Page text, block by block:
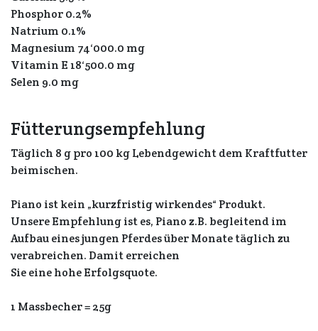
Phosphor 0.2%
Natrium 0.1%
Magnesium 74‘000.0 mg
Vitamin E 18‘500.0 mg
Selen 9.0 mg
Fütterungsempfehlung
Täglich 8 g pro 100 kg Lebendgewicht dem Kraftfutter
beimischen.
Piano ist kein „kurzfristig wirkendes“ Produkt.
Unsere Empfehlung ist es, Piano z.B. begleitend im
Aufbau eines jungen Pferdes über Monate täglich zu
verabreichen. Damit erreichen
Sie eine hohe Erfolgsquote.
1 Massbecher = 25g